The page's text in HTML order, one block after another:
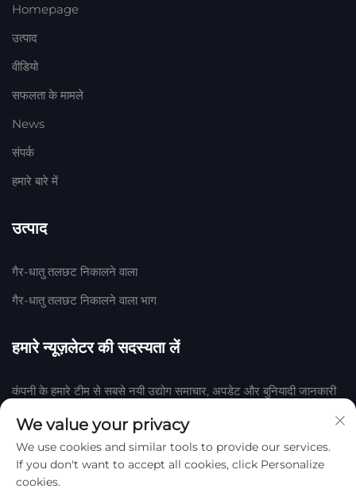
Homepage
उत्पाद
वीडियो
सफलता के मामले
News
संपर्क
हमारे बारे में
उत्पाद
गैर-धातु तलछट निकालने वाला
गैर-धातु तलछट निकालने वाला भाग
हमारे न्यूज़लेटर की सदस्यता लें
कंपनी के हमारे टीम से सबसे नयी उद्योग समाचार, अपडेट और बुनियादी जानकारी
सदस्यता लें
We value your privacy
We use cookies and similar tools to provide our services.
If you don't want to accept all cookies, click Personalize
cookies.